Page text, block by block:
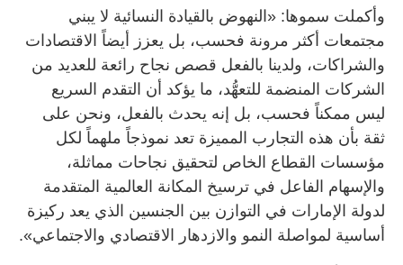
وأكملت سموها: «النهوض بالقيادة النسائية لا يبني
مجتمعات أكثر مرونة فحسب، بل يعزز أيضاً الاقتصادات
والشراكات، ولدينا بالفعل قصص نجاح رائعة للعديد من
الشركات المنضمة للتعهُّد، ما يؤكد أن التقدم السريع
ليس ممكناً فحسب، بل إنه يحدث بالفعل، ونحن على
ثقة بأن هذه التجارب المميزة تعد نموذجاً ملهماً لكل
مؤسسات القطاع الخاص لتحقيق نجاحات مماثلة،
والإسهام الفاعل في ترسيخ المكانة العالمية المتقدمة
لدولة الإمارات في التوازن بين الجنسين الذي يعد ركيزة
أساسية لمواصلة النمو والازدهار الاقتصادي والاجتماعي».